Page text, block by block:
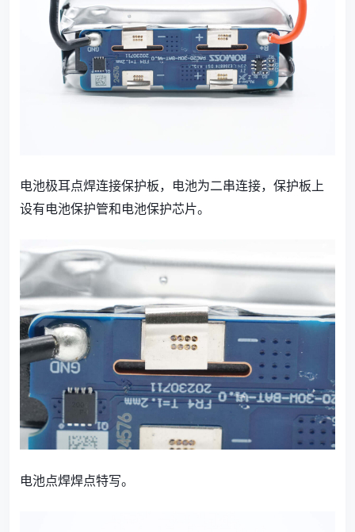
电池极耳点焊连接保护板，电池为二串连接，保护板上
设有电池保护管和电池保护芯片。
电池点焊焊点特写。